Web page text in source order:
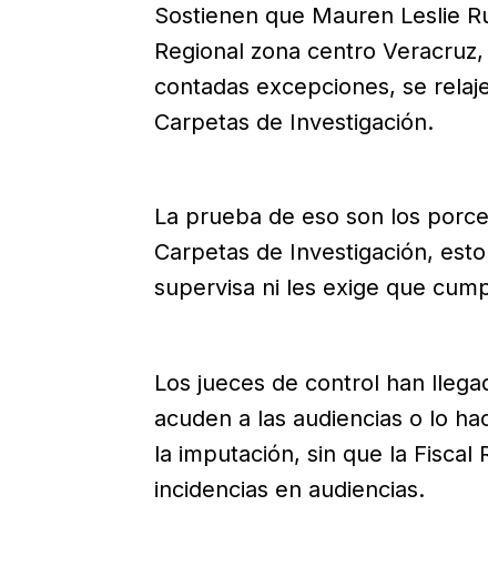
Sostienen que Mauren Leslie
Regional zona centro
contadas excepciones, se
Carpetas de Investigación.
La prueba de eso son los
Carpetas de Investigación,
supervisa ni les exige que
Los jueces de control han
acuden a las audiencias o lo
la imputación, sin que la Fiscal
incidencias en audiencias.